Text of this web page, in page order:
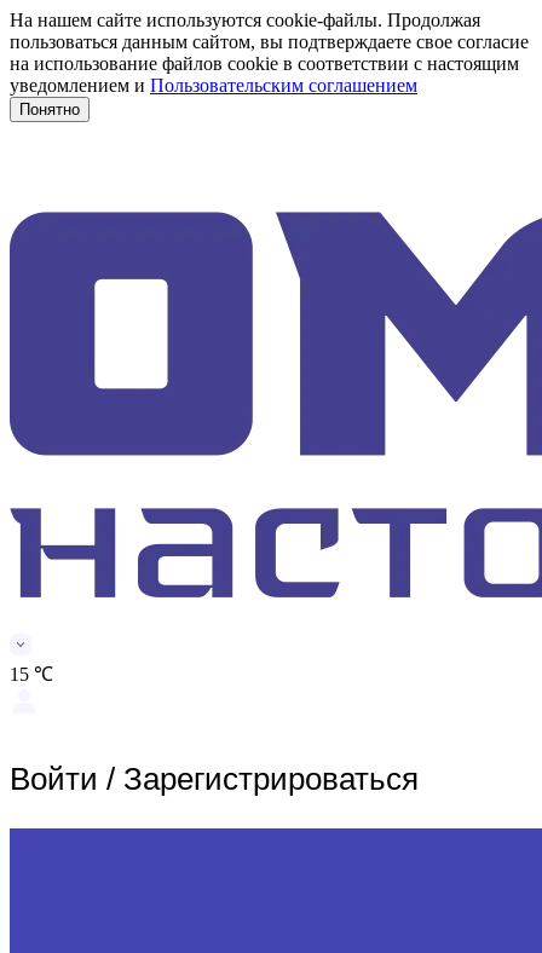
На нашем сайте используются cookie-файлы. Продолжая
пользоваться данным сайтом, вы подтверждаете свое согласие
на использование файлов cookie в соответствии с настоящим
уведомлением и Пользовательским соглашением
Понятно
15 ℃
Войти / Зарегистрироваться